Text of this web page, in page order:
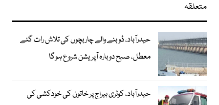
متعلقہ
حیدرآباد، ڈوبنے والے چار بچوں کی تلاش رات گئے
معطل، صبح دوبارہ آپریشن شروع ہوگا
حیدرآباد، کوٹری بیراج پر خاتون کی خودکشی کی